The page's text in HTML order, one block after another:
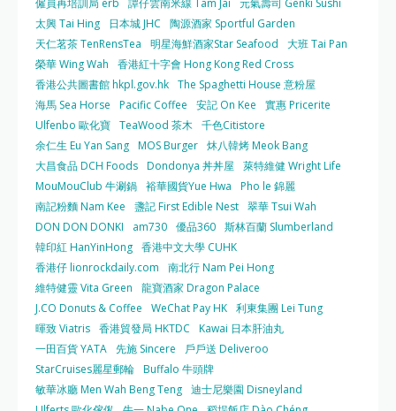
僱員再培訓局 erb 譚仔雲南米線 Tam Jai
元氣壽司 Genki Sushi
太興 Tai Hing
日本城 JHC
陶源酒家 Sportful Garden
天仁茗茶 TenRensTea
明星海鮮酒家Star Seafood
大班 Tai Pan
榮華 Wing Wah
香港紅十字會 Hong Kong Red Cross
香港公共圖書館 hkpl.gov.hk The Spaghetti House 意粉屋
海馬 Sea Horse
Pacific Coffee 安記 On Kee
實惠 Pricerite
Ulfenbo 歐化寶 TeaWood 茶木 千色Citistore
余仁生 Eu Yan Sang MOS Burger 炑八韓烤 Meok Bang
大昌食品 DCH Foods Dondonya 丼丼屋
萊特維健 Wright Life
MouMouClub 牛涮鍋 裕華國貨Yue Hwa
Pho le 錦麗
南記粉麵 Nam Kee
盞記 First Edible Nest 翠華 Tsui Wah
DON DON DONKI
am730 優品360 斯林百蘭 Slumberland
韓印紅 HanYinHong 香港中文大學 CUHK
香港仔 lionrockdaily.com
南北行 Nam Pei Hong
維特健靈 Vita Green
龍寶酒家 Dragon Palace
J.CO Donuts & Coffee
WeChat Pay HK 利東集團 Lei Tung
暉致 Viatris 香港貿發局 HKTDC
Kawai 日本肝油丸
一田百貨 YATA 先施 Sincere
戶戶送 Deliveroo
StarCruises麗星郵輪 Buffalo 牛頭牌
敏華冰廳 Men Wah Beng Teng 迪士尼樂園 Disneyland